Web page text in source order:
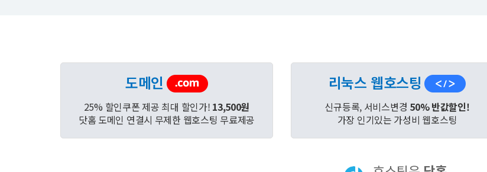
도메인
25% 할인쿠폰 제공 최대 할인가! 13,500원
닷홈 도메인 연결시 무제한 웹호스팅 무료제공
리눅스 웹호스팅
신규등록, 서비스변경 50% 반값할인!
가장 인기있는 가성비 웹호스팅